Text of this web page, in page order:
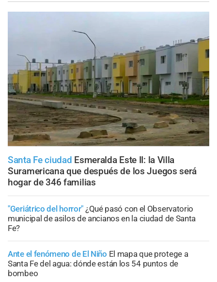
Santa Fe ciudad Esmeralda Este II: la Villa
Suramericana que después de los Juegos será
hogar de 346 familias
"Geriátrico del horror" ¿Qué pasó con el Observatorio
municipal de asilos de ancianos en la ciudad de Santa
Fe?
Ante el fenómeno de El Niño El mapa que protege a
Santa Fe del agua: dónde están los 54 puntos de
bombeo